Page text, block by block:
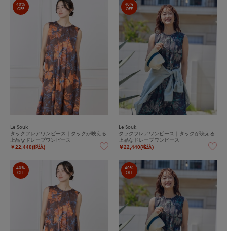
40%
OFF
Le Souk
タックフレアワンピース｜タックが映える
上品なドレープワンピース
￥22,440(税込)
40%
OFF
Le Souk
タックフレアワンピース｜タックが映える
上品なドレープワンピース
￥22,440(税込)
40%
OFF
40%
OFF